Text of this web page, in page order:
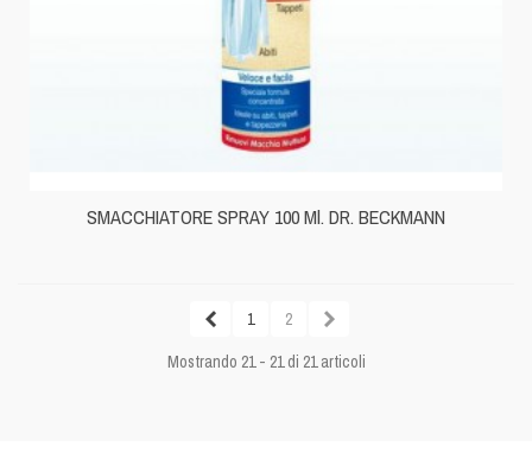
SMACCHIATORE SPRAY 100 Ml. DR. BECKMANN
1
2
Mostrando 21 - 21 di 21 articoli